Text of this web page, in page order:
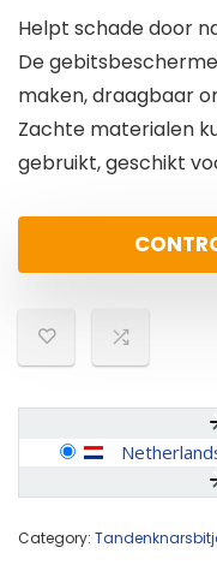
Helpt schade door
De
maken, draagbaar
Zachte materialen
gebruikt, geschikt
Category: